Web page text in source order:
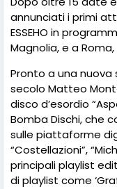
annunciati i primi
ESSEHO in
Magnolia, e a
Pronto a una nuova
secolo Matteo
disco d’esordio
Bomba Dischi, che
sulle piattaforme
“Costellazioni”,
principali playlist
di playlist come